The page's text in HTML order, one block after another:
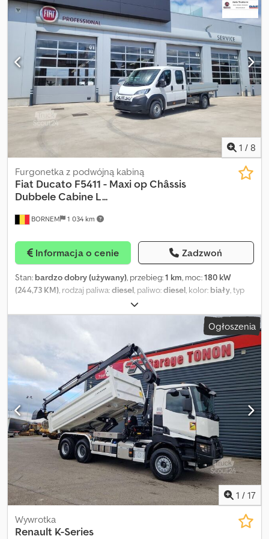
pokładowy, tempomat
, • Wysuwane ramię HIAB 26T • Zaczep
ROCKINGER • Tylne złącza hydrauliczne • Zbiornik hydrauliczny
(BAE) • Retarder Optibrake • Kamera cofania • GPS • Klimatyzacja •
Bluetooth • Lampy ostrzegawcze • Tempomat i ogranicznik
prędkości • Skrzynka narzędziowa • Pionowy wydech • Tylna szyba
kabiny • Licznik motogodzin Crjdpszcg Rajfx Am Tsf • Tylne światła
LED • Rozstaw osi 5600 mm • Skrzynia ładunkowa min. 6,50 m •
Skrzynia ładunkowa max. 8,00 m
1 / 8
BORNEM 1 034 km
Furgonetka z podwójną kabiną
Fiat Ducato F5411 - Maxi op Châssis
Dubbele Cabine L...
Informacja o cenie Zadzwoń
Stan: bardzo dobry (używany), przebieg:1 km, moc:180 kW
(244,73 KM), rodzaj paliwa:diesel, paliwo:diesel, kolor: biały, typ
, liczba miejsc:
Liczba drzwi: 4 Kabina: podwójna Klasa emisji spalin: Euro 0 Stan
techniczny: bardzo dobry Stan wizualny: bardzo dobry
Uszkodzenia: brak Cedpfxszli Eqj Am Tsrf Gwarancja: brak Cena:
na zapytanie Podatek VAT/podatek od wartości dodanej: podatek
VAT odliczalny
Ogłoszenia
1 / 17
Wywrotka
Renault K-Series